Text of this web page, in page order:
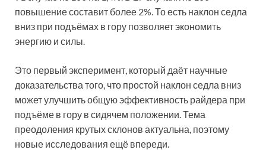
повышение составит более 2%. То есть наклон седла
вниз при подъёмах в гору позволяет экономить
энергию и силы.
Это первый эксперимент, который даёт научные
доказательства того, что простой наклон седла вниз
может улучшить общую эффективность райдера при
подъёме в гору в сидячем положении. Тема
преодоления крутых склонов актуальна, поэтому
новые исследования ещё впереди.